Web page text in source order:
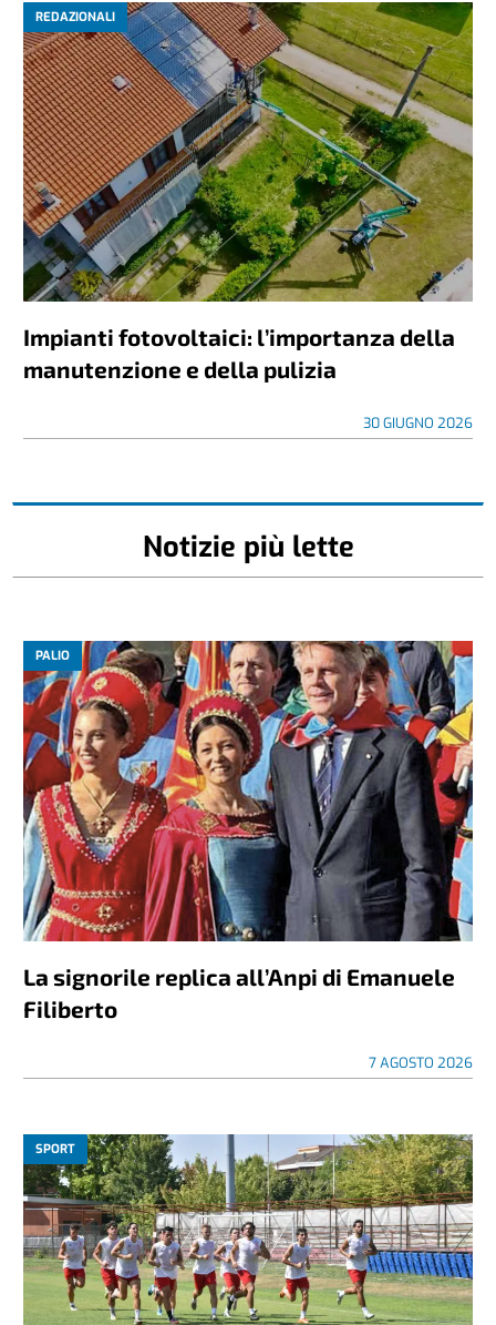
REDAZIONALI
Impianti fotovoltaici: l’importanza della
manutenzione e della pulizia
30 GIUGNO 2026
Notizie più lette
PALIO
La signorile replica all’Anpi di Emanuele
Filiberto
7 AGOSTO 2026
SPORT